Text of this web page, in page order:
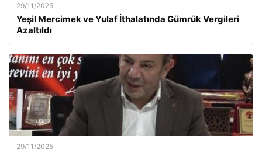
29/11/2025
Yeşil Mercimek ve Yulaf İthalatında Gümrük Vergileri
Azaltıldı
29/11/2025